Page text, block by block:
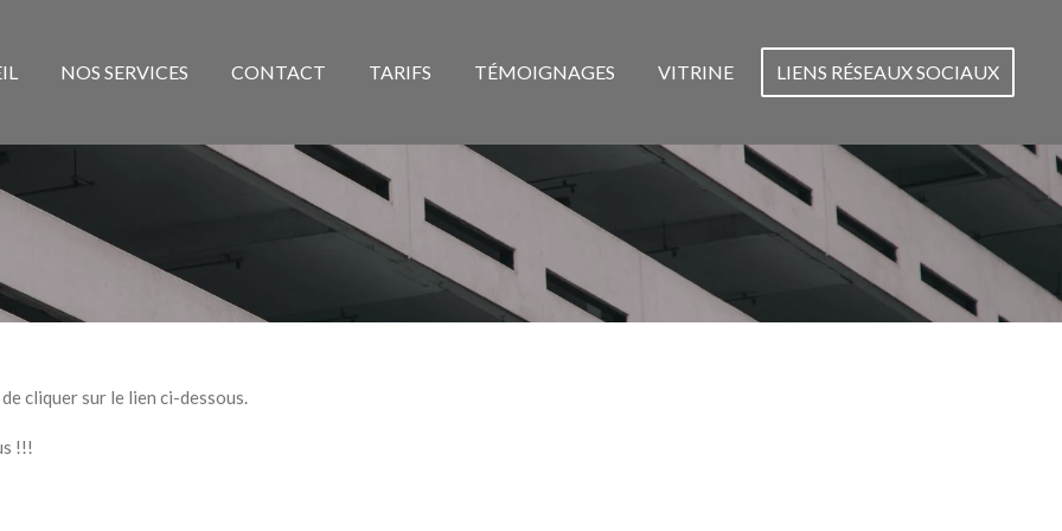
NOS SERVICES CONTACT TARIFS TÉMOIGNAGES VITRINE LIENS RÉSEAUX SOCIAUX
cliquer sur le lien ci-dessous.
!!!